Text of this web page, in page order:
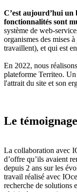
C’est aujourd’hui un
fonctionnalités sont
système de web-
organismes des mises
travaillent), et qui est
En 2022, nous
plateforme Territeo.
l'attrait du site et son
Le
La collaboration avec
d’offre qu’ils avaient
depuis 2 ans sur les
travail réalisé avec
recherche de solutions